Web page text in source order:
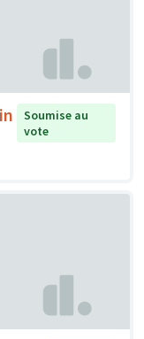
Soumise au
vote